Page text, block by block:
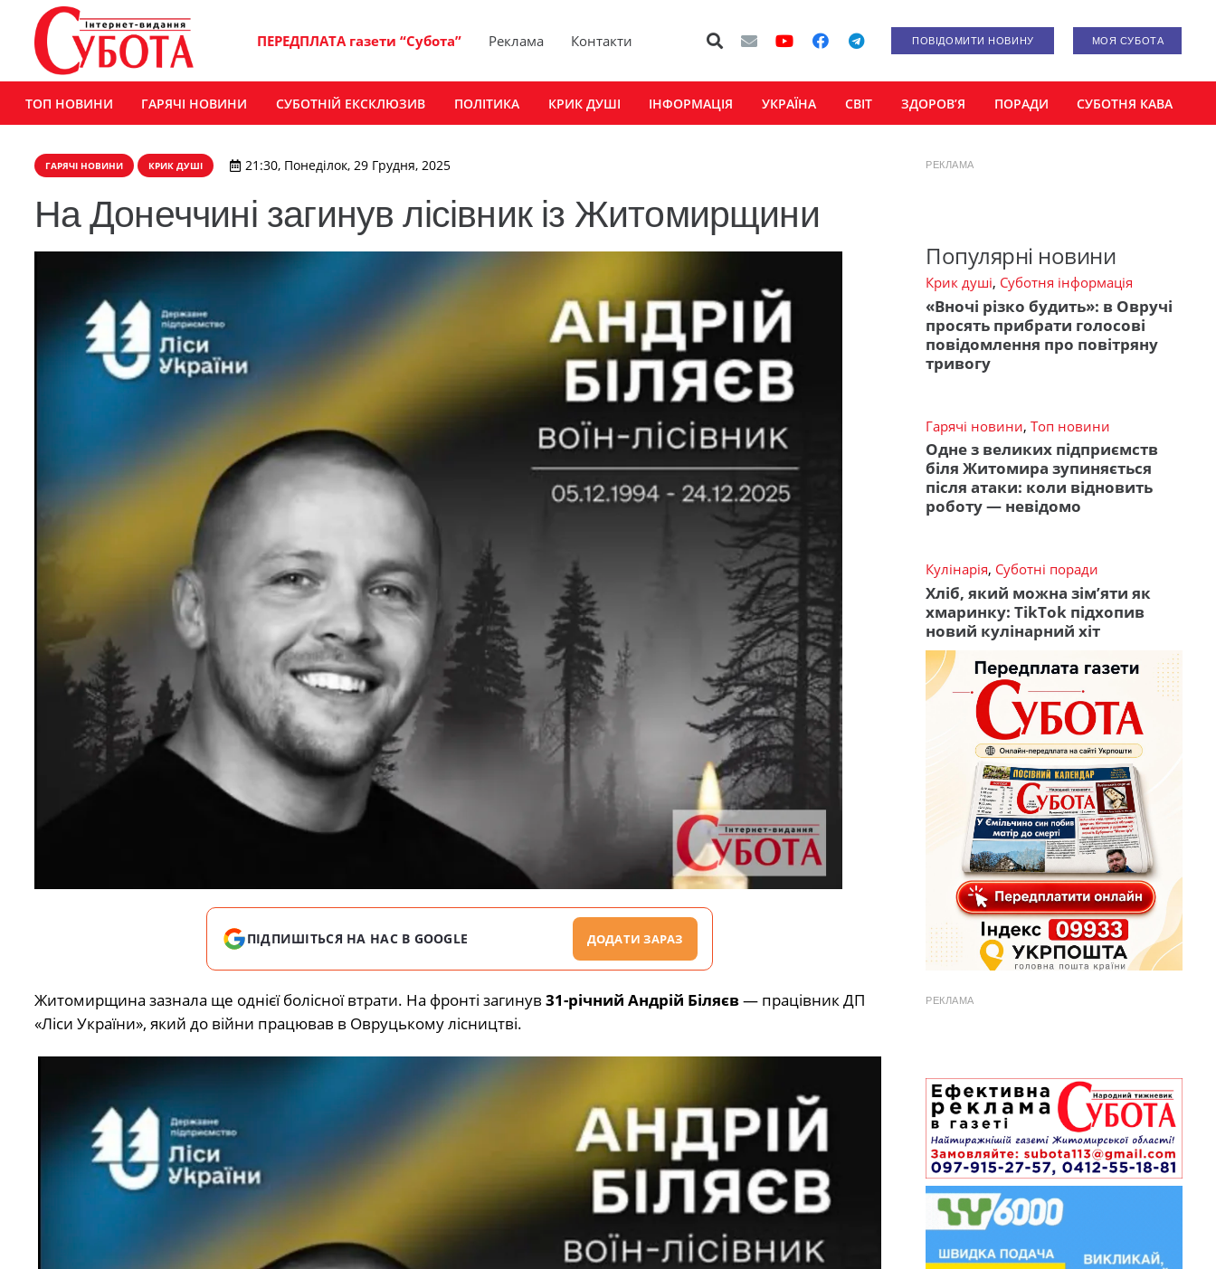
ПЕРЕДПЛАТА газети “Субота” Реклама Контакти ПОВІДОМИТИ НОВИНУ МОЯ СУБОТА
ТОП НОВИНИ ГАРЯЧІ НОВИНИ СУБОТНІЙ ЕКСКЛЮЗИВ ПОЛІТИКА КРИК ДУШІ ІНФОРМАЦІЯ УКРАЇНА СВІТ ЗДОРОВ’Я ПОРАДИ СУБОТНЯ КАВА
ГАРЯЧІ НОВИНИ КРИК ДУШІ 21:30, Понеділок, 29 Грудня, 2025
На Донеччині загинув лісівник із Житомирщини
ПІДПИШІТЬСЯ НА НАС В GOOGLE ДОДАТИ ЗАРАЗ
Житомирщина зазнала ще однієї болісної втрати. На фронті загинув 31-річний Андрій Біляєв— працівникДП
«Ліси України», який до війни працював в Овруцькому лісництві.
РЕКЛАМА
Популярні новини
Крик душі, Суботня інформація
«Вночі різко будить»: в Овручі
просять прибрати голосові
повідомлення про повітряну
тривогу
Гарячі новини, Топ новини
Одне з великих підприємств
біля Житомира зупиняється
після атаки: коли відновить
роботу — невідомо
Кулінарія, Суботні поради
Хліб, який можна зім’яти як
хмаринку: TikTok підхопив
новий кулінарний хіт
РЕКЛАМА